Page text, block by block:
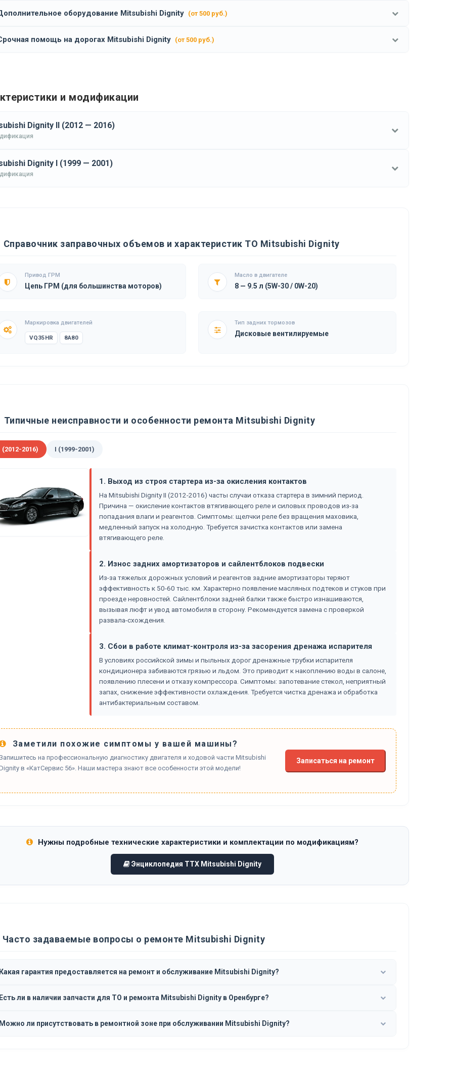
оборудование Mitsubishi Dignity (от 500 руб.)
помощь на дорогах Mitsubishi Dignity (от 500 руб.)
и модификации
Dignity II (2012 — 2016)
Dignity I (1999 — 2001)
Справочник заправочных объемов и характеристик ТО Mitsubishi Dignity
Привод ГРМ
Цепь ГРМ (для большинства моторов)
Масло в двигателе
8 — 9.5 л (5W-30 / 0W-20)
Маркировка двигателей
VQ35HR 8A80
Тип задних тормозов
Дисковые вентилируемые
Типичные неисправности и особенности ремонта Mitsubishi Dignity
(2012-2016) I (1999-2001)
1. Выход из строя стартера из-за окисления контактов
На Mitsubishi Dignity II (2012-2016) часты случаи отказа стартера в зимний период.
Причина — окисление контактов втягивающего реле и силовых проводов из-за
попадания влаги и реагентов. Симптомы: щелчки реле без вращения маховика,
медленный запуск на холодную. Требуется зачистка контактов или замена
втягивающего реле.
2. Износ задних амортизаторов и сайлентблоков подвески
Из-за тяжелых дорожных условий и реагентов задние амортизаторы теряют
эффективность к 50-60 тыс. км. Характерно появление масляных подтеков и стуков при
проезде неровностей. Сайлентблоки задней балки также быстро изнашиваются,
вызывая люфт и увод автомобиля в сторону. Рекомендуется замена с проверкой
развала-схождения.
3. Сбои в работе климат-контроля из-за засорения дренажа испарителя
В условиях российской зимы и пыльных дорог дренажные трубки испарителя
кондиционера забиваются грязью и льдом. Это приводит к накоплению воды в салоне,
появлению плесени и отказу компрессора. Симптомы: запотевание стекол, неприятный
запах, снижение эффективности охлаждения. Требуется чистка дренажа и обработка
антибактериальным составом.
Заметили похожие симптомы у вашей машины?
на профессиональную диагностику двигателя и ходовой части Mitsubishi
в «КатСервис 56». Наши мастера знают все особенности этой модели!
Записаться на ремонт
Нужны подробные технические характеристики и комплектации по модификациям?
Энциклопедия ТТХ Mitsubishi Dignity
Часто задаваемые вопросы о ремонте Mitsubishi Dignity
гарантия предоставляется на ремонт и обслуживание Mitsubishi Dignity?
ли в наличии запчасти для ТО и ремонта Mitsubishi Dignity в Оренбурге?
ли присутствовать в ремонтной зоне при обслуживании Mitsubishi Dignity?